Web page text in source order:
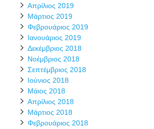
Απρίλιος 2019
Μάρτιος 2019
Φεβρουάριος 2019
Ιανουάριος 2019
Δεκέμβριος 2018
Νοέμβριος 2018
Σεπτέμβριος 2018
Ιούνιος 2018
Μάιος 2018
Απρίλιος 2018
Μάρτιος 2018
Φεβρουάριος 2018